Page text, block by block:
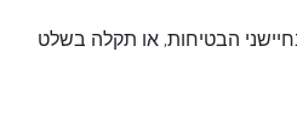
הבטיחות, או תקלה בשלט